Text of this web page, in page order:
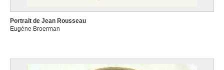
Portrait de Jean Rousseau
Eugène Broerman